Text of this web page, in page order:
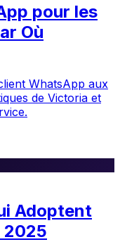
pour les
Où
WhatsApp aux
de Victoria et
Adoptent
2025